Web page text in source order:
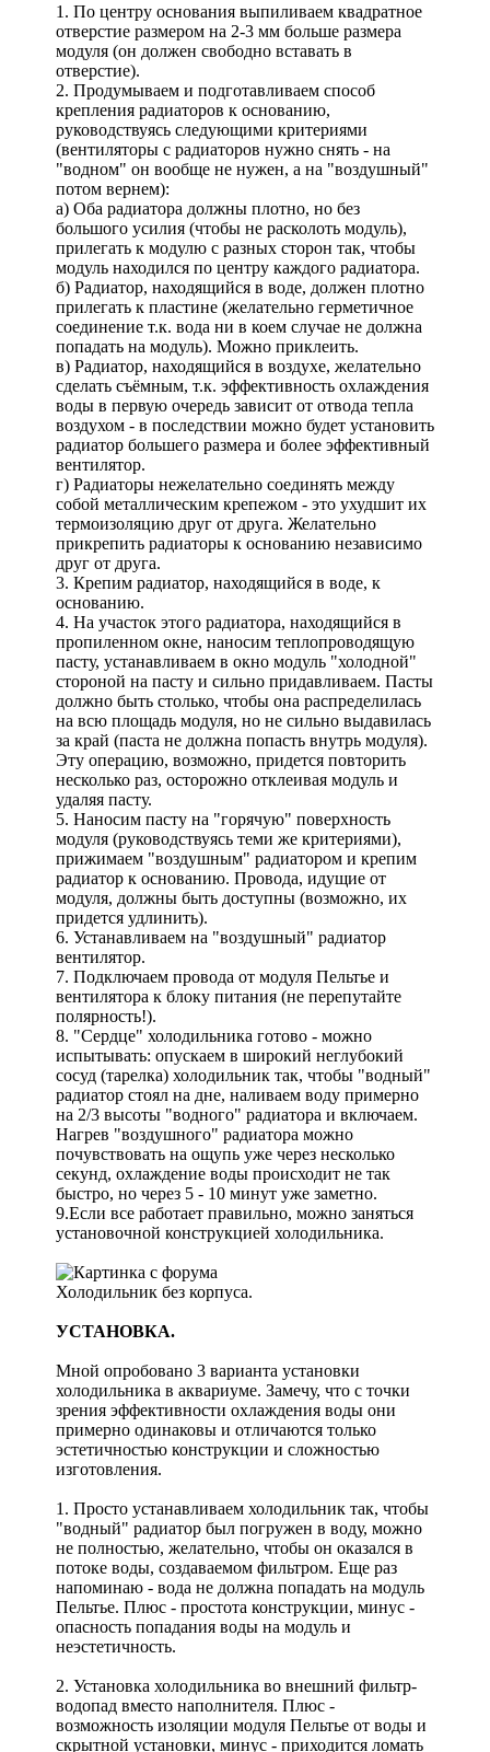
1. По центру основания выпиливаем квадратное
отверстие размером на 2-3 мм больше размера
модуля (он должен свободно вставать в
отверстие).
2. Продумываем и подготавливаем способ
крепления радиаторов к основанию,
руководствуясь следующими критериями
(вентиляторы с радиаторов нужно снять - на
"водном" он вообще не нужен, а на "воздушный"
потом вернем):
а) Оба радиатора должны плотно, но без
большого усилия (чтобы не расколоть модуль),
прилегать к модулю с разных сторон так, чтобы
модуль находился по центру каждого радиатора.
б) Радиатор, находящийся в воде, должен плотно
прилегать к пластине (желательно герметичное
соединение т.к. вода ни в коем случае не должна
попадать на модуль). Можно приклеить.
в) Радиатор, находящийся в воздухе, желательно
сделать съёмным, т.к. эффективность охлаждения
воды в первую очередь зависит от отвода тепла
воздухом - в последствии можно будет установить
радиатор большего размера и более эффективный
вентилятор.
г) Радиаторы нежелательно соединять между
собой металлическим крепежом - это ухудшит их
термоизоляцию друг от друга. Желательно
прикрепить радиаторы к основанию независимо
друг от друга.
3. Крепим радиатор, находящийся в воде, к
основанию.
4. На участок этого радиатора, находящийся в
пропиленном окне, наносим теплопроводящую
пасту, устанавливаем в окно модуль "холодной"
стороной на пасту и сильно придавливаем. Пасты
должно быть столько, чтобы она распределилась
на всю площадь модуля, но не сильно выдавилась
за край (паста не должна попасть внутрь модуля).
Эту операцию, возможно, придется повторить
несколько раз, осторожно отклеивая модуль и
удаляя пасту.
5. Наносим пасту на "горячую" поверхность
модуля (руководствуясь теми же критериями),
прижимаем "воздушным" радиатором и крепим
радиатор к основанию. Провода, идущие от
модуля, должны быть доступны (возможно, их
придется удлинить).
6. Устанавливаем на "воздушный" радиатор
вентилятор.
7. Подключаем провода от модуля Пельтье и
вентилятора к блоку питания (не перепутайте
полярность!).
8. "Сердце" холодильника готово - можно
испытывать: опускаем в широкий неглубокий
сосуд (тарелка) холодильник так, чтобы "водный"
радиатор стоял на дне, наливаем воду примерно
на 2/3 высоты "водного" радиатора и включаем.
Нагрев "воздушного" радиатора можно
почувствовать на ощупь уже через несколько
секунд, охлаждение воды происходит не так
быстро, но через 5 - 10 минут уже заметно.
9.Если все работает правильно, можно заняться
установочной конструкцией холодильника.
Холодильник без корпуса.
УСТАНОВКА.
Мной опробовано 3 варианта установки
холодильника в аквариуме. Замечу, что с точки
зрения эффективности охлаждения воды они
примерно одинаковы и отличаются только
эстетичностью конструкции и сложностью
изготовления.
1. Просто устанавливаем холодильник так, чтобы
"водный" радиатор был погружен в воду, можно
не полностью, желательно, чтобы он оказался в
потоке воды, создаваемом фильтром. Еще раз
напоминаю - вода не должна попадать на модуль
Пельтье. Плюс - простота конструкции, минус -
опасность попадания воды на модуль и
неэстетичность.
2. Установка холодильника во внешний фильтр-
водопад вместо наполнителя. Плюс -
возможность изоляции модуля Пельтье от воды и
скрытной установки, минус - приходится ломать